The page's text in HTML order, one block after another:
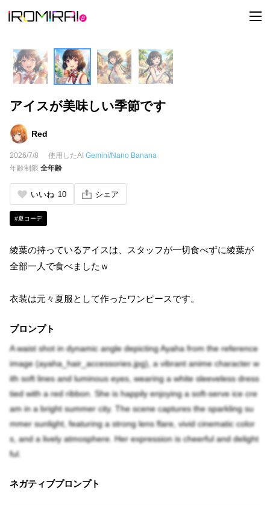
t
o
アイスが美味しい季節です
Red
2026/7/8 使用したAI Gemini/Nano Banana
年齢制限 全年齢
いいね 10 シェア
#夏コーデ
綾葉の持っているアイスは、スタッフが一切食べずに綾葉が
全部一人で食べましたｗ
衣装は元々夏服として作ったワンピースです。
プロンプト
A waist shot in dynamic angle depicting Ayaha from the reference
image (ayaha_hair_accessories.jpg), a vibrant anime character w
ith soft lines and luminous eyes, wearing a white sleeveless dress
tied with a red ribbon. She is happily enjoying a soft-serve ice cre
am in a bright summer city. The scene captures the sparkling su
mmer sunlight, featuring a strong lens flare, vivid cinematic color
s, and a lively atmosphere. Her expression is cheerful and delight
ful.
ネガティブプロンプト